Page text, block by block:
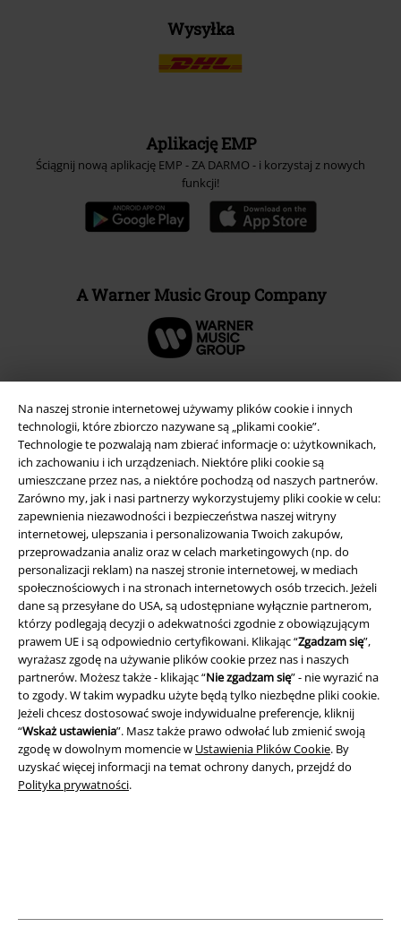
Na naszej stronie internetowej używamy plików cookie i innych
technologii, które zbiorczo nazywane są „plikami cookie”.
Technologie te pozwalają nam zbierać informacje o: użytkownikach,
ich zachowaniu i ich urządzeniach. Niektóre pliki cookie są
umieszczane przez nas, a niektóre pochodzą od naszych partnerów.
Zarówno my, jak i nasi partnerzy wykorzystujemy pliki cookie w celu:
zapewnienia niezawodności i bezpieczeństwa naszej witryny
internetowej, ulepszania i personalizowania Twoich zakupów,
przeprowadzania analiz oraz w celach marketingowych (np. do
personalizacji reklam) na naszej stronie internetowej, w mediach
społecznościowych i na stronach internetowych osób trzecich. Jeżeli
dane są przesyłane do USA, są udostępniane wyłącznie partnerom,
którzy podlegają decyzji o adekwatności zgodnie z obowiązującym
prawem UE i są odpowiednio certyfikowani. Klikając “Zgadzam się”,
wyrażasz zgodę na używanie plików cookie przez nas i naszych
partnerów. Możesz także - klikając “Nie zgadzam się” - nie wyrazić na
to zgody. W takim wypadku użyte będą tylko niezbędne pliki cookie.
Jeżeli chcesz dostosować swoje indywidualne preferencje, kliknij
“Wskaż ustawienia”. Masz także prawo odwołać lub zmienić swoją
zgodę w dowolnym momencie w Ustawienia Plików Cookie. By
uzyskać więcej informacji na temat ochrony danych, przejdź do
Polityka prywatności.
Wysyłka
Aplikację EMP
Ściągnij nową aplikację EMP - ZA DARMO - i korzystaj z nowych
funkcji!
A Warner Music Group Company
Informacje prawne
Regulamin
Dane firmy
Polityka prywatności
Unieszkodliwianie odpadów i ochrona środowiska
Deklaracja Zgodności
Informacje dotyczące dostępności